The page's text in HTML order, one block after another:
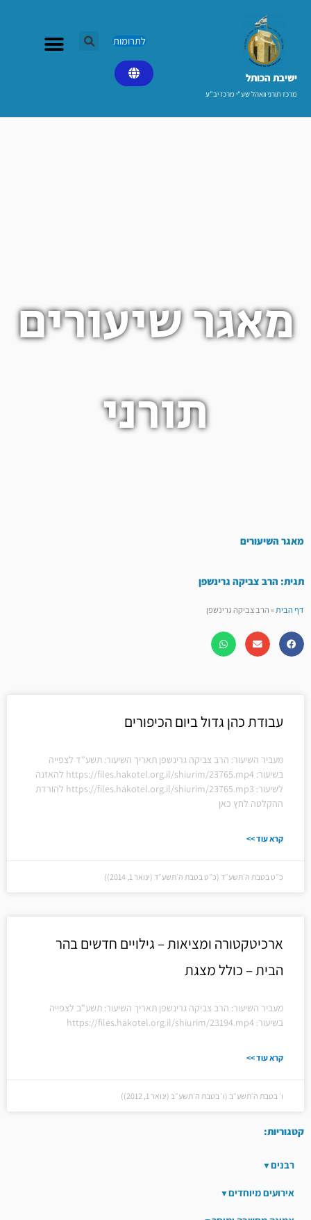
ישיבת הכותל​
מרכז תורני וואהל שע"י מרכז יב"ע
לתרומות
מאגר שיעורים
תורני
מאגר השיעורים
תגית: הרב צביקה גרינשפן
דף הבית»הרב צביקה גרינשפן
עבודת כהן גדול ביום הכיפורים
מעביר השיעור: הרב צביקה גרינשפן תאריך השיעור: תשע"ד לצפייה
בשיעור: https://files.hakotel.org.il/shiurim/23765.mp4 להאזנה
לשיעור: https://files.hakotel.org.il/shiurim/23765.mp3 להורדת
ההקלטה לחץ כאן
קרא עוד >>
כ״ט בטבת ה׳תשע״ד (כ״ט בטבת ה׳תשע״ד (ינואר 1, 2014))
ארכיטקטורה ומציאות – גילויים חדשים בהר
הבית – כולל מצגת
מעביר השיעור: הרב צביקה גרינשפן תאריך השיעור: תשע"ב לצפייה
בשיעור: https://files.hakotel.org.il/shiurim/23194.mp4
קרא עוד >>
ו׳ בטבת ה׳תשע״ב (ו׳ בטבת ה׳תשע״ב (ינואר 1, 2012))
קטגוריות:
רבנים
אירועים מיוחדים